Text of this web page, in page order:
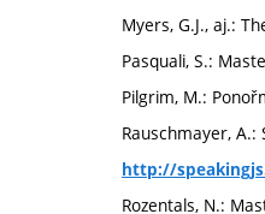
Myers, G.J., aj.:
Pasquali, S.:
Pilgrim, M.:
Rauschmayer, A.:
http://
Rozentals, N.: